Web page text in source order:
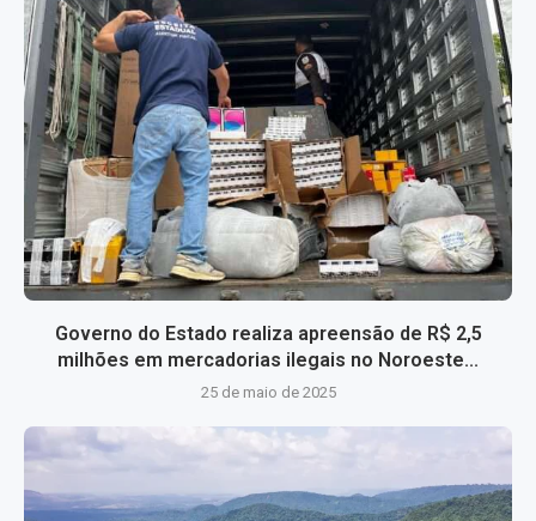
Governo do Estado realiza apreensão de R$ 2,5
milhões em mercadorias ilegais no Noroeste...
25 de maio de 2025